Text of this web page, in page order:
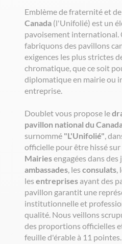
Emblème de fraternité et
Canada (l'Unifolié) est un
pavoisement international.
fabriquons des pavillons
exigences les plus strictes
chromatique, que ce soit
diplomatique en mairie ou
entreprise.
Doublet vous propose le
pavillon national du
surnommé "L'Unifolié",
officielle pour être hissé sur
Mairiesengagées dans des
ambassades, lesconsulats,
lesentreprises ayant des
pavillon garantit une
institutionnelle et
qualité. Nous veillons
des proportions officielles
feuille d'érable à 11 pointes.